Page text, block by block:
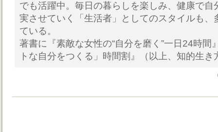
でも活躍中。毎日の暮らしを楽しみ、健康で自
実させていく「生活者」としてのスタイルも、
ている。
著書に『素敵な女性の“自分を磨く”一日24時間
トな自分をつくる」時間割』（以上、知的生